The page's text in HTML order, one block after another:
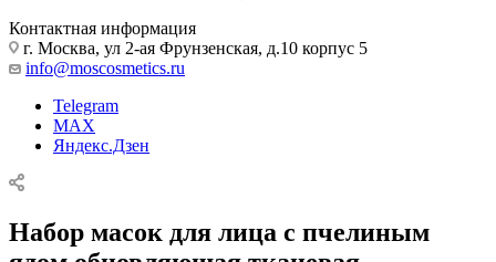
Контактная информация
г. Москва, ул 2-ая Фрунзенская, д.10 корпус 5
info@moscosmetics.ru
Telegram
MAX
Яндекс.Дзен
Набор масок для лица с пчелиным